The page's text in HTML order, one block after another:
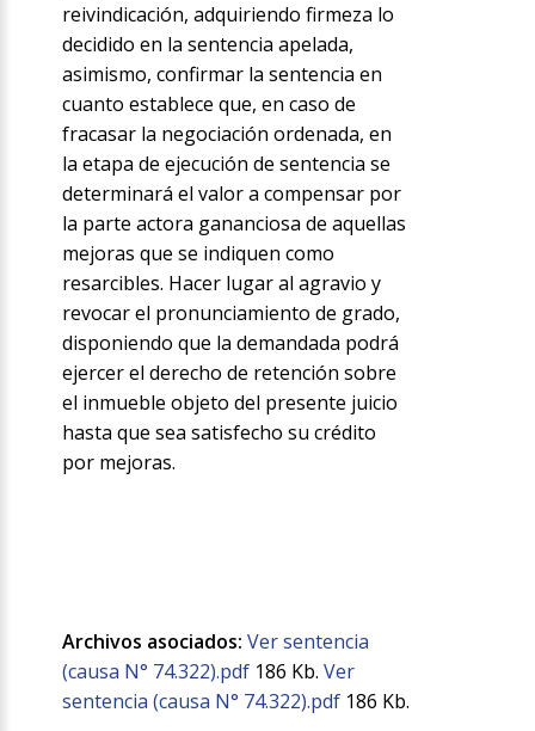
reivindicación, adquiriendo firmeza lo
decidido en la sentencia apelada,
asimismo, confirmar la sentencia en
cuanto establece que, en caso de
fracasar la negociación ordenada, en
la etapa de ejecución de sentencia se
determinará el valor a compensar por
la parte actora gananciosa de aquellas
mejoras que se indiquen como
resarcibles. Hacer lugar al agravio y
revocar el pronunciamiento de grado,
disponiendo que la demandada podrá
ejercer el derecho de retención sobre
el inmueble objeto del presente juicio
hasta que sea satisfecho su crédito
por mejoras.
Archivos asociados: Ver sentencia
(causa N° 74.322).pdf 186 Kb.Ver
sentencia (causa N° 74.322).pdf 186 Kb.